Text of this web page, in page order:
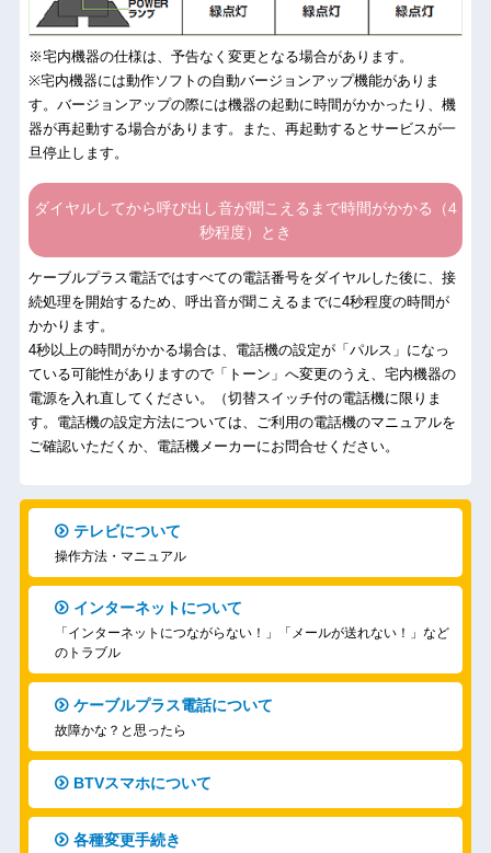
※宅内機器の仕様は、予告なく変更となる場合があります。
※宅内機器には動作ソフトの自動バージョンアップ機能がありま
す。バージョンアップの際には機器の起動に時間がかかったり、機
器が再起動する場合があります。また、再起動するとサービスが一
旦停止します。
ダイヤルしてから呼び出し音が聞こえるまで時間がかかる（4
秒程度）とき
ケーブルプラス電話ではすべての電話番号をダイヤルした後に、接
続処理を開始するため、呼出音が聞こえるまでに4秒程度の時間が
かかります。
4秒以上の時間がかかる場合は、電話機の設定が「パルス」になっ
ている可能性がありますので「トーン」へ変更のうえ、宅内機器の
電源を入れ直してください。（切替スイッチ付の電話機に限りま
す。電話機の設定方法については、ご利用の電話機のマニュアルを
ご確認いただくか、電話機メーカーにお問合せください。
テレビについて
操作方法・マニュアル
インターネットについて
「インターネットにつながらない！」「メールが送れない！」など
のトラブル
ケーブルプラス電話について
故障かな？と思ったら
BTVスマホについて
各種変更手続き